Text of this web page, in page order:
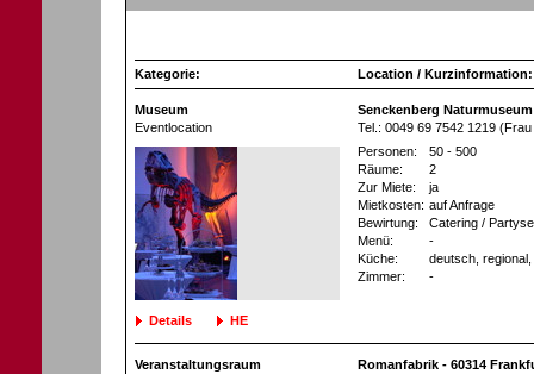
Kategorie: Location / Kurzinformation:
Museum
Eventlocation
Senckenberg
Tel.: 0049 69 7542 1219
Details HE
Personen:
50 - 500
Räume:
2
Zur Miete:
ja
Mietkosten: auf Anfrage
Bewirtung:
Catering /
Menü:
-
Küche:
deutsch,
Zimmer:
-
Veranstaltungsraum
Romanfabrik - 60314